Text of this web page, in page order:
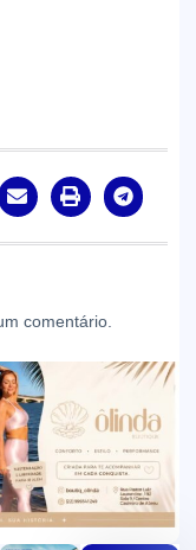
comentário.